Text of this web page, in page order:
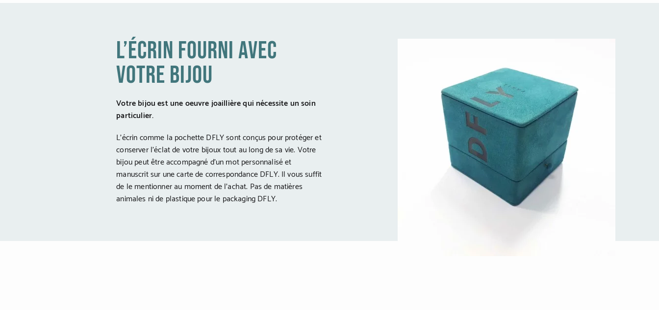
l’écrin fourni avec
votre bijou
Votre bijou est une oeuvre joaillière qui nécessite un soin
particulier.
L’écrin comme la pochette DFLY sont conçus pour protéger et
conserver l’éclat de votre bijoux tout au long de sa vie. Votre
bijou peut être accompagné d’un mot personnalisé et
manuscrit sur une carte de correspondance DFLY. Il vous suffit
de le mentionner au moment de l’achat. Pas de matières
animales ni de plastique pour le packaging DFLY.